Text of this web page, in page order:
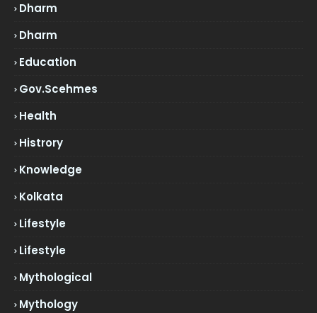
Dharm
Dharm
Education
Gov.scehmes
Health
Histrory
Knowledge
Kolkata
Lifestyle
Lifestyle
Mythological
Mythology